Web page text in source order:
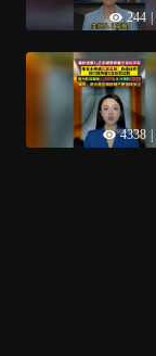
244
4338